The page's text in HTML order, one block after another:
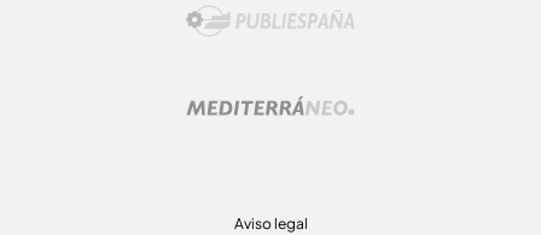
Aviso legal